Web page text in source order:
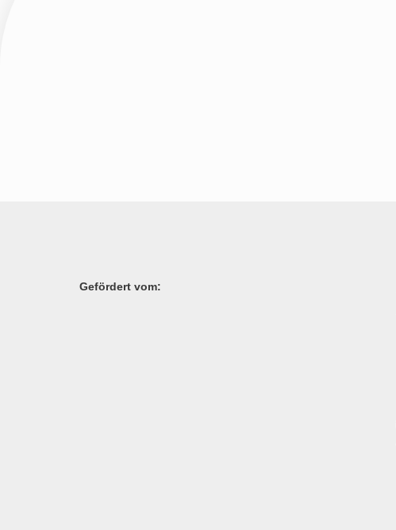
Gefördert vom: